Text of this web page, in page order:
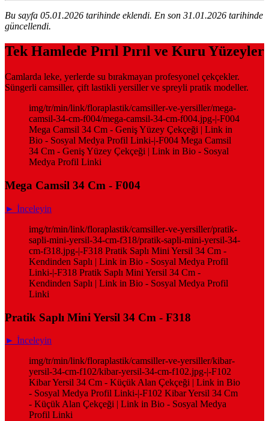
Bu sayfa 05.01.2026 tarihinde eklendi. En son 31.01.2026 tarihinde
güncellendi.
Tek Hamlede Pırıl Pırıl ve Kuru Yüzeyler
Camlarda leke, yerlerde su bırakmayan profesyonel çekçekler.
Süngerli camsiller, çift lastikli yersiller ve spreyli pratik modeller.
img/tr/min/link/floraplastik/camsiller-ve-yersiller/mega-
camsil-34-cm-f004/mega-camsil-34-cm-f004.jpg-|-F004
Mega Camsil 34 Cm - Geniş Yüzey Çekçeği | Link in
Bio - Sosyal Medya Profil Linki-|-F004 Mega Camsil
34 Cm - Geniş Yüzey Çekçeği | Link in Bio - Sosyal
Medya Profil Linki
Mega Camsil 34 Cm - F004
► İnceleyin
img/tr/min/link/floraplastik/camsiller-ve-yersiller/pratik-
sapli-mini-yersil-34-cm-f318/pratik-sapli-mini-yersil-34-
cm-f318.jpg-|-F318 Pratik Saplı Mini Yersil 34 Cm -
Kendinden Saplı | Link in Bio - Sosyal Medya Profil
Linki-|-F318 Pratik Saplı Mini Yersil 34 Cm -
Kendinden Saplı | Link in Bio - Sosyal Medya Profil
Linki
Pratik Saplı Mini Yersil 34 Cm - F318
► İnceleyin
img/tr/min/link/floraplastik/camsiller-ve-yersiller/kibar-
yersil-34-cm-f102/kibar-yersil-34-cm-f102.jpg-|-F102
Kibar Yersil 34 Cm - Küçük Alan Çekçeği | Link in Bio
- Sosyal Medya Profil Linki-|-F102 Kibar Yersil 34 Cm
- Küçük Alan Çekçeği | Link in Bio - Sosyal Medya
Profil Linki